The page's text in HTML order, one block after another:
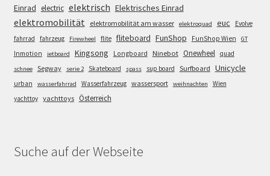
Einrad electric elektrisch Elektrisches Einrad
elektromobilität elektromobilität am wasser elektroquad euc
Evolve
fahrrad
fahrzeug Firewheel flite fliteboard FunShop FunShop Wien GT
Inmotion jetboard Kingsong Longboard Ninebot Onewheel quad
schnee Segway serie 2 Skateboard spass sup board Surfboard Unicycle
urban wasserfahrrad Wasserfahrzeug wassersport weihnachten
Wien
yachttoy yachttoys Österreich
Suche auf der Webseite